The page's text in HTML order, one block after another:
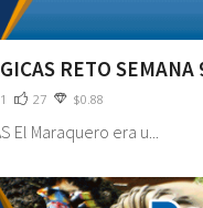
RETO SEMANA
1 27 $0.88
El Maraquero era u...